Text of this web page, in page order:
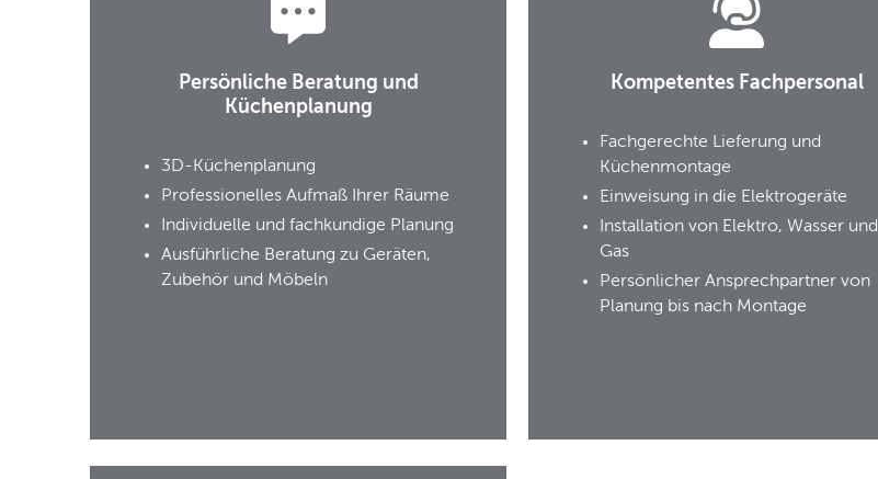
Persönliche Beratung und
Küchenplanung
3D-Küchenplanung
Professionelles Aufmaß Ihrer Räume
Individuelle und fachkundige Planung
Ausführliche Beratung zu Geräten,
Zubehör und Möbeln
Kompetentes Fachpersonal
Fachgerechte Lieferung und
Küchenmontage
Einweisung in die Elektrogeräte
Installation von Elektro, Wasser und
Gas
Persönlicher Ansprechpartner von
Planung bis nach Montage